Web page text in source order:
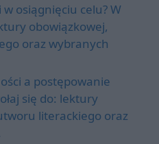
w osiągnięciu celu? W
obowiązkowej,
oraz wybranych
a postępowanie
się do: lektury
literackiego oraz